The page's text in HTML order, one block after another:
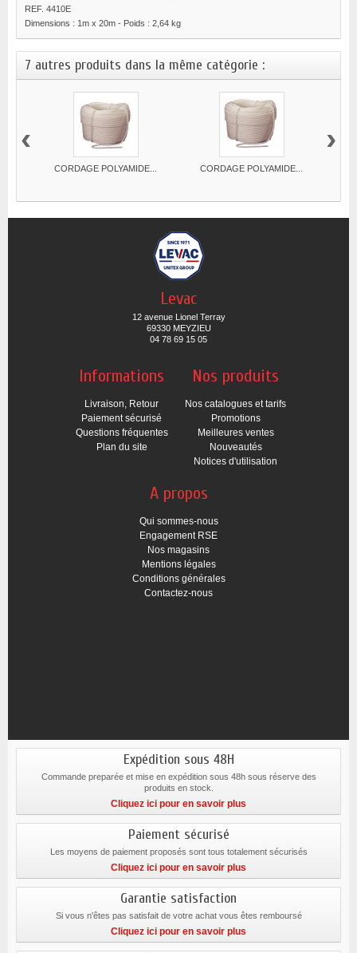
REF. 4410E
Dimensions : 1m x 20m - Poids : 2,64 kg
7 autres produits dans la même catégorie :
CORDAGE POLYAMIDE... CORDAGE POLYAMIDE...
‹ ›
Levac
12 avenue Lionel Terray
69330 MEYZIEU
04 78 69 15 05
Informations
Livraison, Retour
Paiement sécurisé
Questions fréquentes
Plan du site
Nos produits
Nos catalogues et tarifs
Promotions
Meilleures ventes
Nouveautés
Notices d'utilisation
A propos
Qui sommes-nous
Engagement RSE
Nos magasins
Mentions légales
Conditions générales
Contactez-nous
Expédition sous 48H
Commande preparée et mise en expédition sous 48h sous réserve des
produits en stock.
Cliquez ici pour en savoir plus
Paiement sécurisé
Les moyens de paiement proposés sont tous totalement sécurisés
Cliquez ici pour en savoir plus
Garantie satisfaction
Si vous n'êtes pas satisfait de votre achat vous êtes remboursé
Cliquez ici pour en savoir plus